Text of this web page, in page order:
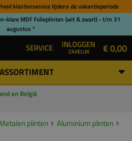
klantenservice tijdens de vakantieperiode
klare MDF Folieplinten (wit & zwart) - t/m 31
augustus *
SERVICE INLOGGEN
ZAKELIJK € 0,00
en België
Metalen plinten
Aluminium plinten